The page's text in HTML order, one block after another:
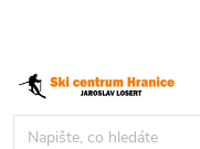
obsah